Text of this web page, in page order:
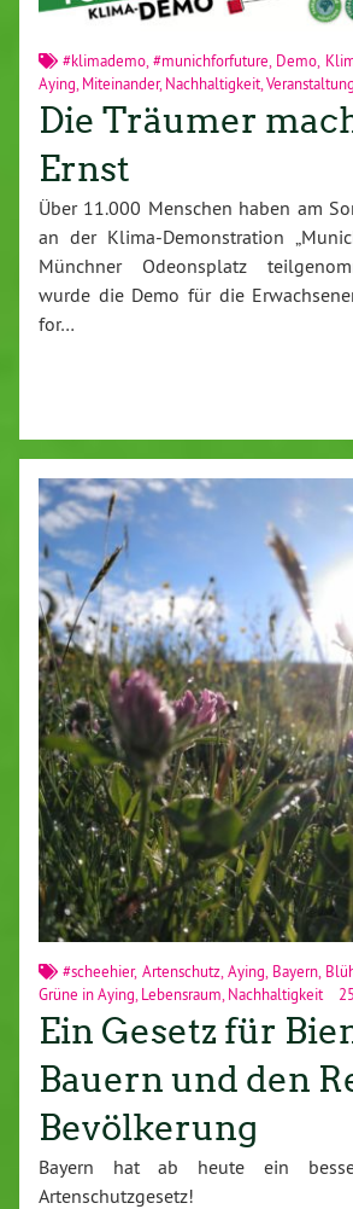
#klimademo ,#munichforfuture Demo
Aying Miteinander, Nachhaltigkeit Veranstaltung
Die Träumer
Ernst
Über 11.000 Menschen haben am
an der Klima-Demonstration
Münchner Odeonsplatz
wurde die Demo für die
for…
#scheehier, Artenschutz, Aying Bayern
Grüne in Aying Lebensraum Nachhaltigkeit
Ein Gesetz für
Bauern und den
Bevölkerung
Bayern hat ab heute ein
Artenschutzgesetz!